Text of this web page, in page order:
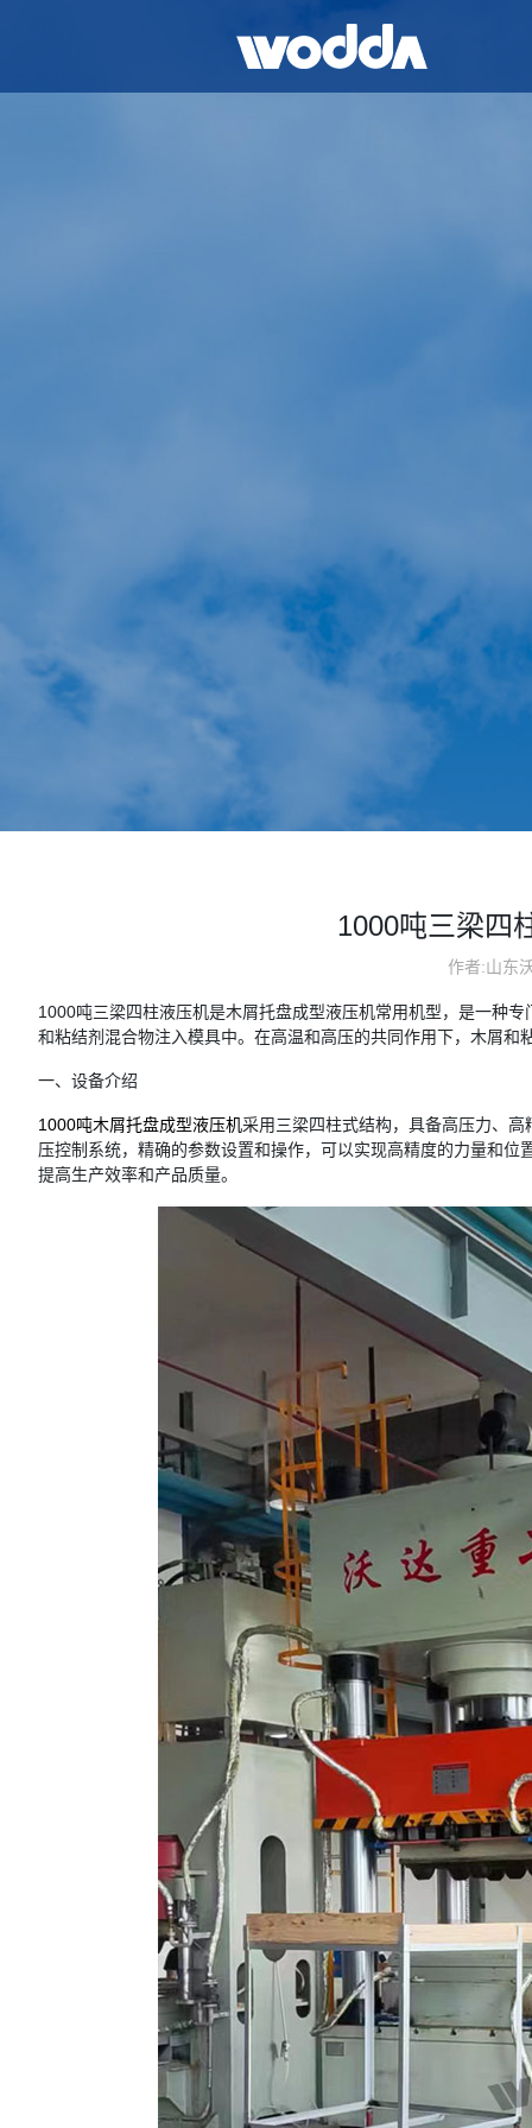
1000吨三梁四
作者:山东
1000吨三梁四柱液压机是木屑托盘成型液压机常用机型，是一种
和粘结剂混合物注入模具中。在高温和高压的共同作用下，木屑和
一、设备介绍
1000吨木屑托盘成型液压机采用三梁四柱式结构，具备高压力、
压控制系统，精确的参数设置和操作，可以实现高精度的力量和
提高生产效率和产品质量。